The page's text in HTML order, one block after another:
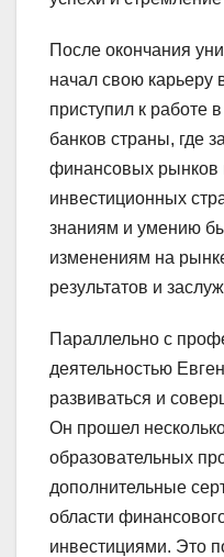
После окончания
начал свою карьеру
приступил к работе
банков страны, где
финансовых рынков
инвестиционных
знаниям и умению
изменениям на
результатов и
Параллельно с
деятельностью
развиваться и
Он прошел
образовательных
дополнительные
области
инвестициями. Это